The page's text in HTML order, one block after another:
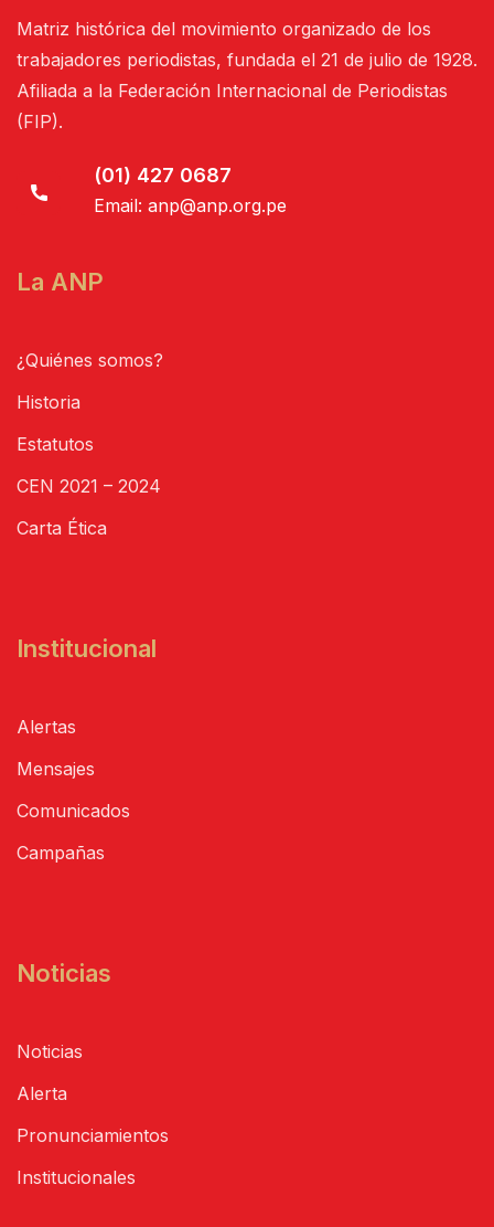
Matriz histórica del movimiento organizado de los
trabajadores periodistas, fundada el 21 de julio de 1928.
Afiliada a la Federación Internacional de Periodistas
(FIP).
(01) 427 0687
Email: anp@anp.org.pe
La ANP
¿Quiénes somos?
Historia
Estatutos
CEN 2021 – 2024
Carta Ética
Institucional
Alertas
Mensajes
Comunicados
Campañas
Noticias
Noticias
Alerta
Pronunciamientos
Institucionales